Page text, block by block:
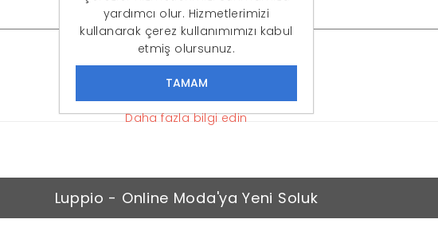
KAYIT OL
Luppio - Online Moda'ya Yeni Soluk
yardımcı olur. Hizmetlerimizi
kullanarak çerez kullanımımızı kabul
etmiş olursunuz.
Daha fazla bilgi edin